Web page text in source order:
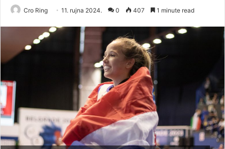
Cro Ring 11. rujna 2024. 0 407 1 minute read